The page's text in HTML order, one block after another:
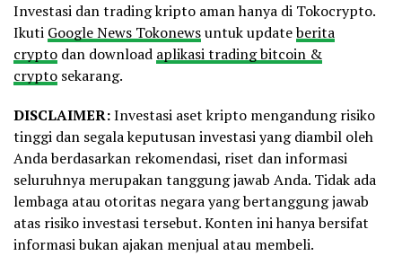
Investasi dan trading kripto aman hanya di Tokocrypto.
Ikuti Google News Tokonewsuntuk updateberita
crypto dan download aplikasi trading bitcoin &
crypto sekarang.
DISCLAIMER:Investasi aset kripto mengandung risiko
tinggi dan segala keputusan investasi yang diambil oleh
Anda berdasarkan rekomendasi, riset dan informasi
seluruhnya merupakan tanggung jawab Anda. Tidak ada
lembaga atau otoritas negara yang bertanggung jawab
atas risiko investasi tersebut. Konten ini hanya bersifat
informasi bukan ajakan menjual atau membeli.